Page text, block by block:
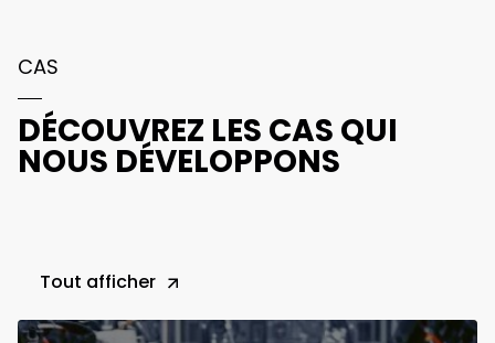
CAS
DÉCOUVREZ LES CAS QUI
NOUS DÉVELOPPONS
Tout afficher